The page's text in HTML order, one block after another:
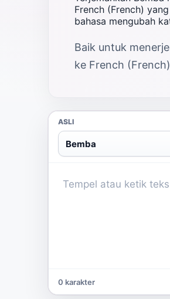
French (French)
bahasa mengubah
Baik untuk
ke French
ASLI
Bemba
0 karakter